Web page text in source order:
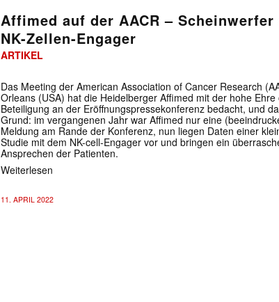
Affimed auf der AACR –
NK-Zellen-Engager
ARTIKEL
Das Meeting der American Association of Cancer Research
Orleans (USA) hat die Heidelberger Affimed mit der hohe Ehre
Beteiligung an der Eröffnungspressekonferenz bedacht, und
Grund: im vergangenen Jahr war Affimed nur eine
Meldung am Rande der Konferenz, nun liegen Daten einer
Studie mit dem NK-cell-Engager vor und bringen ein
Ansprechen der Patienten.
Weiterlesen
11. APRIL 2022